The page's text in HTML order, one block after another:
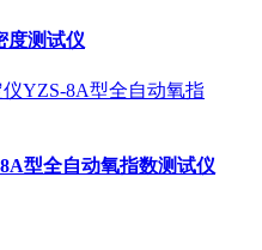
度测试仪
型全自动氧指数测试仪